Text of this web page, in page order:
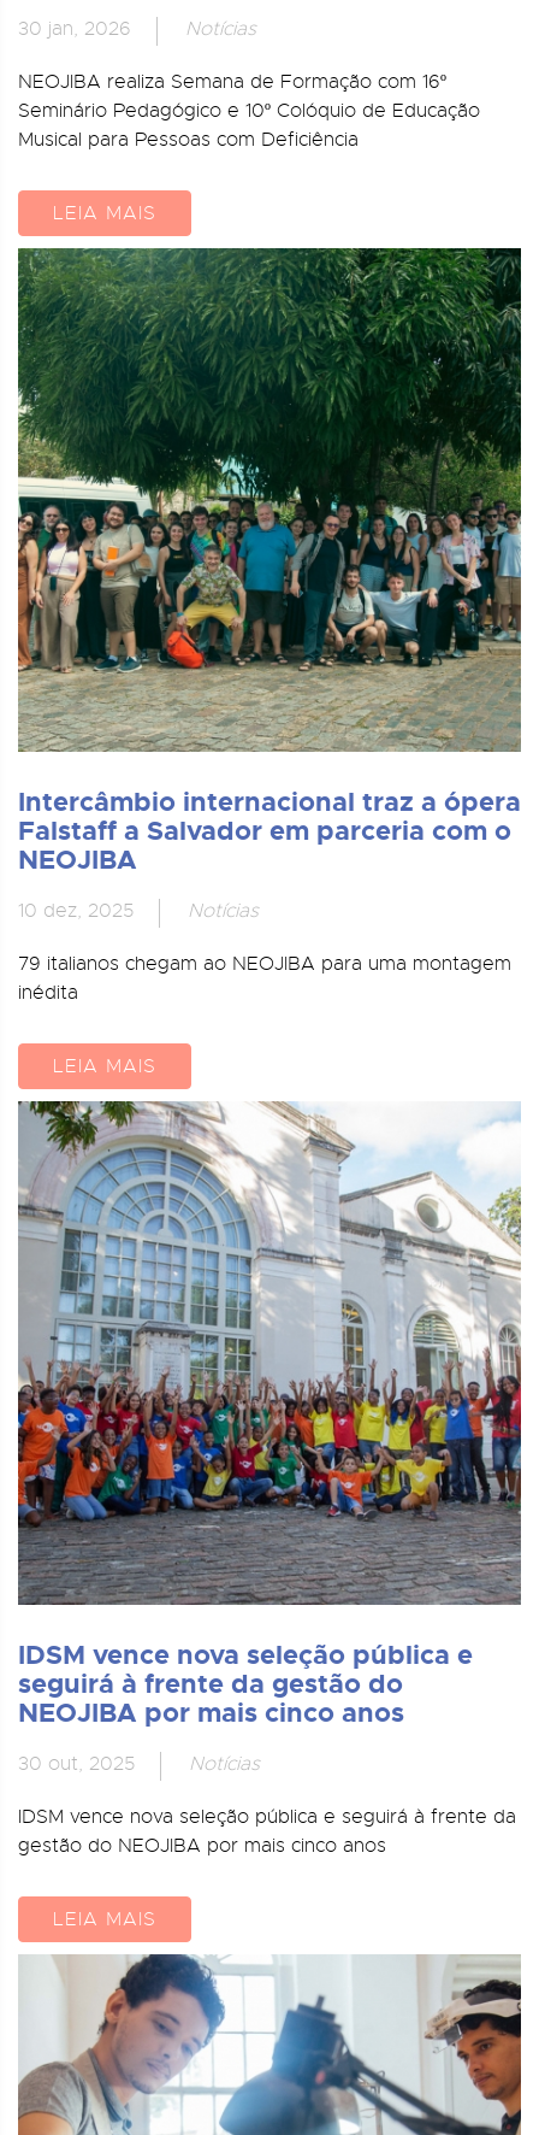
30 jan, 2026 Notícias
NEOJIBA realiza Semana de Formação com 16º
Seminário Pedagógico e 10º Colóquio de Educação
Musical para Pessoas com Deficiência
LEIA MAIS
Intercâmbio internacional traz a ópera
Falstaff a Salvador em parceria com o
NEOJIBA
10 dez, 2025 Notícias
79 italianos chegam ao NEOJIBA para uma montagem
inédita
LEIA MAIS
IDSM vence nova seleção pública e
seguirá à frente da gestão do
NEOJIBA por mais cinco anos
30 out, 2025 Notícias
IDSM vence nova seleção pública e seguirá à frente da
gestão do NEOJIBA por mais cinco anos
LEIA MAIS